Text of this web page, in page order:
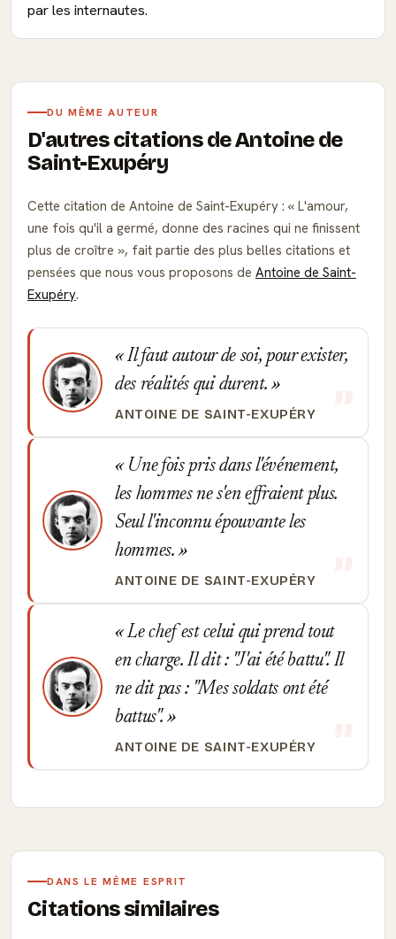
par les internautes.
DU MÊME AUTEUR
D'autres citations de Antoine de
Saint-Exupéry
Cette citation de Antoine de Saint-Exupéry :
L'amour,
une fois qu'il a germé, donne des racines qui ne finissent
plus de croître
, fait partie des plus belles citations et
pensées que nous vous proposons de Antoine de Saint-
Exupéry.
Il faut autour de soi, pour exister,
des réalités qui durent.
ANTOINE DE SAINT-EXUPÉRY
Une fois pris dans l'événement,
les hommes ne s'en effraient plus.
Seul l'inconnu épouvante les
hommes.
ANTOINE DE SAINT-EXUPÉRY
Le chef est celui qui prend tout
en charge. Il dit : "J'ai été battu". Il
ne dit pas : "Mes soldats ont été
battus".
ANTOINE DE SAINT-EXUPÉRY
DANS LE MÊME ESPRIT
Citations similaires